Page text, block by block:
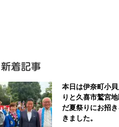
新着記事
本日は伊奈町小
りと久喜市鷲宮
だ夏祭りにお招
きました。